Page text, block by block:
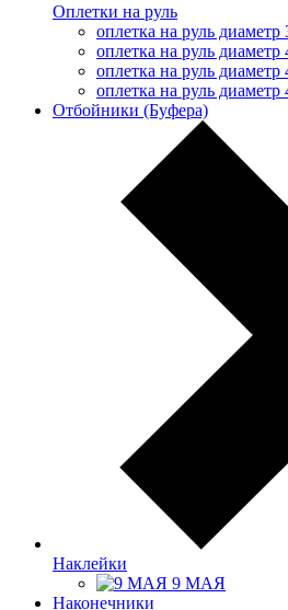
Оплетки на руль
оплетка на руль диаметр
оплетка на руль диаметр
оплетка на руль диаметр
оплетка на руль диаметр
Отбойники (Буфера)
Наклейки
9 МАЯ
Наконечники